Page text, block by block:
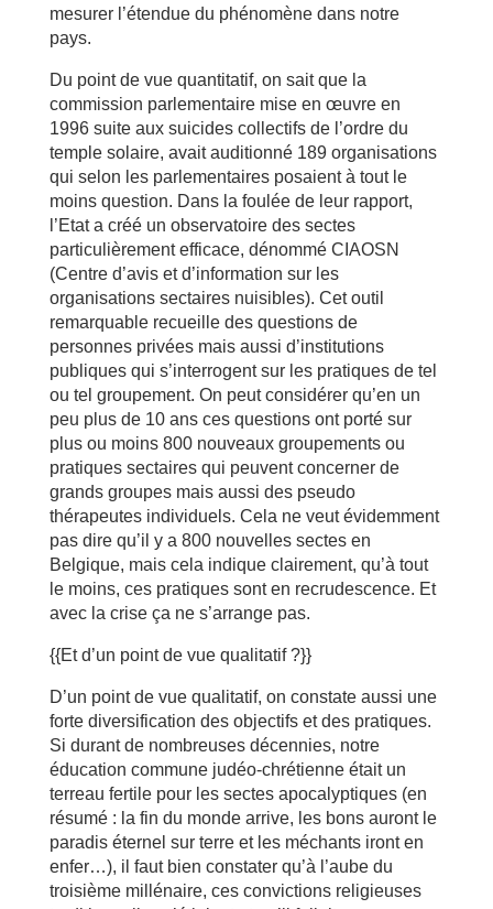
mesurer l’étendue du phénomène dans notre
pays.
Du point de vue quantitatif, on sait que la
commission parlementaire mise en œuvre en
1996 suite aux suicides collectifs de l’ordre du
temple solaire, avait auditionné 189 organisations
qui selon les parlementaires posaient à tout le
moins question. Dans la foulée de leur rapport,
l’Etat a créé un observatoire des sectes
particulièrement efficace, dénommé CIAOSN
(Centre d’avis et d’information sur les
organisations sectaires nuisibles). Cet outil
remarquable recueille des questions de
personnes privées mais aussi d’institutions
publiques qui s’interrogent sur les pratiques de tel
ou tel groupement. On peut considérer qu’en un
peu plus de 10 ans ces questions ont porté sur
plus ou moins 800 nouveaux groupements ou
pratiques sectaires qui peuvent concerner de
grands groupes mais aussi des pseudo
thérapeutes individuels. Cela ne veut évidemment
pas dire qu’il y a 800 nouvelles sectes en
Belgique, mais cela indique clairement, qu’à tout
le moins, ces pratiques sont en recrudescence. Et
avec la crise ça ne s’arrange pas.
{{Et d’un point de vue qualitatif ?}}
D’un point de vue qualitatif, on constate aussi une
forte diversification des objectifs et des pratiques.
Si durant de nombreuses décennies, notre
éducation commune judéo-chrétienne était un
terreau fertile pour les sectes apocalyptiques (en
résumé : la fin du monde arrive, les bons auront le
paradis éternel sur terre et les méchants iront en
enfer…), il faut bien constater qu’à l’aube du
troisième millénaire, ces convictions religieuses